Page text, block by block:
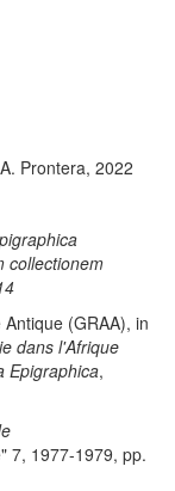
Prontera, 2022
collectionem
(GRAA), in
dans l'Afrique
Epigraphica,
7, 1977-1979, pp.